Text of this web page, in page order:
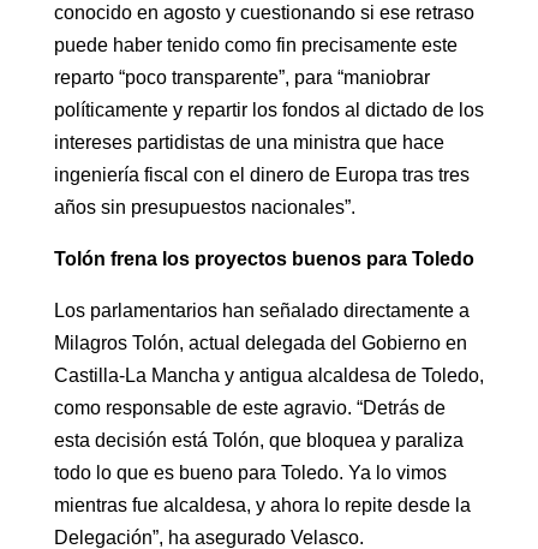
conocido en agosto y cuestionando si ese retraso
puede haber tenido como fin precisamente este
reparto “poco transparente”, para “maniobrar
políticamente y repartir los fondos al dictado de los
intereses partidistas de una ministra que hace
ingeniería fiscal con el dinero de Europa tras tres
años sin presupuestos nacionales”.
Tolón frena los proyectos buenos para Toledo
Los parlamentarios han señalado directamente a
Milagros Tolón, actual delegada del Gobierno en
Castilla-La Mancha y antigua alcaldesa de Toledo,
como responsable de este agravio. “Detrás de
esta decisión está Tolón, que bloquea y paraliza
todo lo que es bueno para Toledo. Ya lo vimos
mientras fue alcaldesa, y ahora lo repite desde la
Delegación”, ha asegurado Velasco.